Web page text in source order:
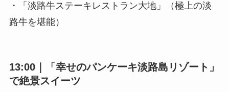
・「淡路牛ステーキレストラン大地」（極上の淡
路牛を堪能）
13:00｜「幸せのパンケーキ淡路島リゾート」
で絶景スイーツ